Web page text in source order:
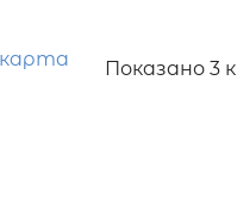
карта Показано3